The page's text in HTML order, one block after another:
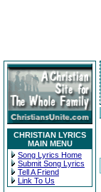
CHRISTIAN LYRICS
MAIN MENU
Song Lyrics Home
Submit Song Lyrics
Tell A Friend
Link To Us